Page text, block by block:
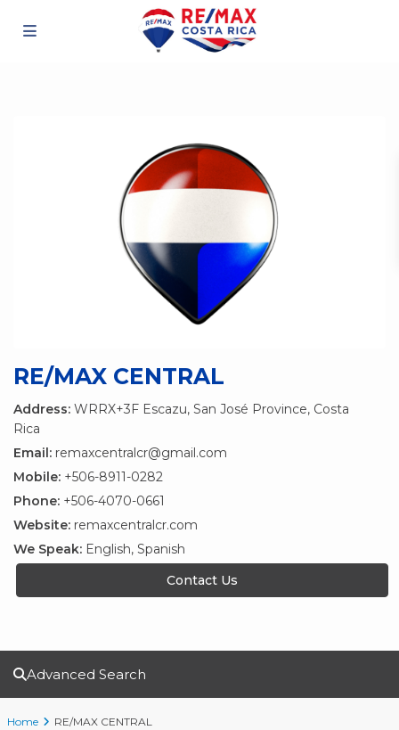
RE/MAX CENTRAL
Address: WRRX+3F Escazu, San José Province, Costa
Rica
Email: remaxcentralcr@gmail.com
Mobile: +506-8911-0282
Phone: +506-4070-0661
Website: remaxcentralcr.com
We Speak: English, Spanish
Contact Us
Advanced Search
Home RE/MAX CENTRAL